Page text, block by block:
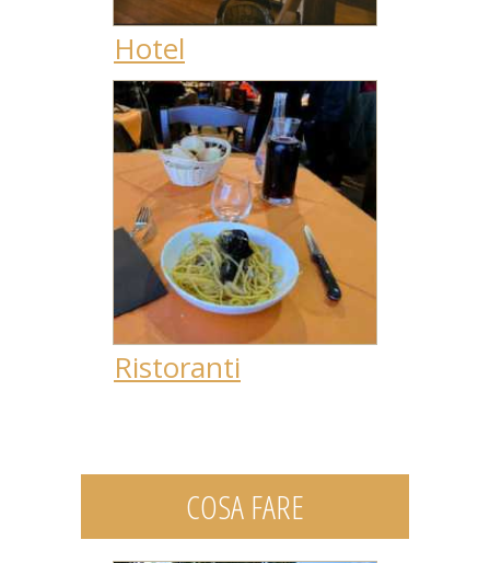
Hotel
Ristoranti
COSA FARE